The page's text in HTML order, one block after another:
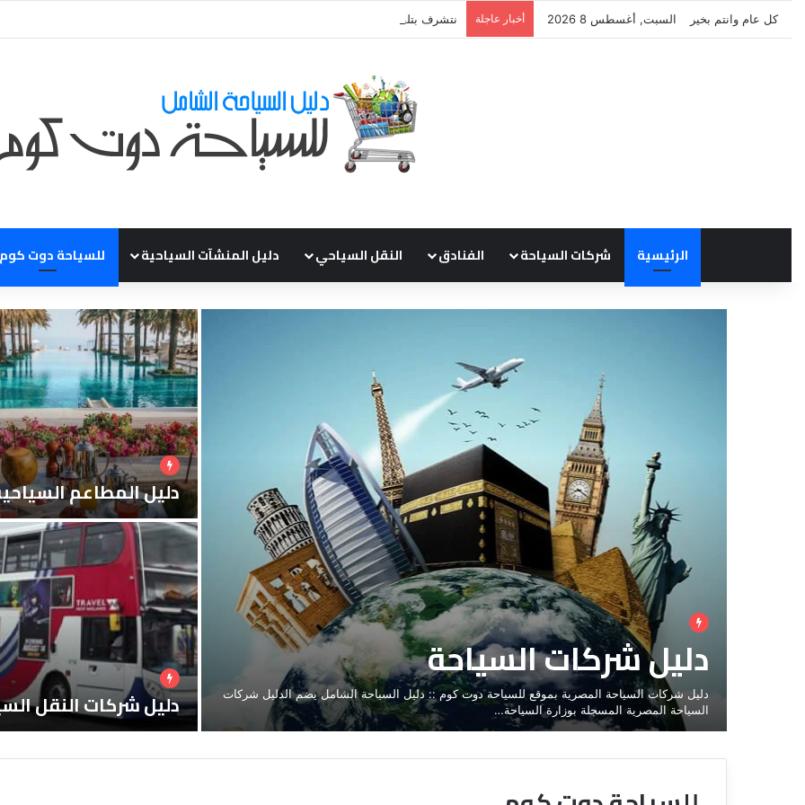
كل عام وانتم بخير السبت, أغسطس 8 2026 أخبار عاجلة نتشرف بتلقي طلباتكم و استفسارتكم ... لو عندك سؤال او استفسار ماتدرددش فى طلب
الرئيسية شركات السياحة الفنادق النقل السياحي دليل المنشآت السياحية للسياحة دوت كوم
دليل شركات السياحة
دليل شركات السياحة المصرية بموقع للسياحة دوت كوم :: دليل السياحة الشامل يضم الدليل شركات
السياحة المصرية المسجلة بوزارة السياحة…
دليل المطاعم
دليل شركات النقل